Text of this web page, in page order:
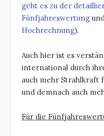
geht es zu der
Fünfjahreswertung
Hochrechnung).
Auch hier ist es
international durch
auch mehr Strahlkraft
und demnach auch
Für die